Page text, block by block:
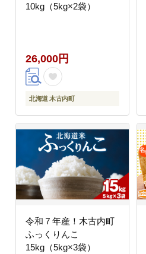
10kg（5kg×2袋）
26,000円
北海道 木古内町
令和７年産！木古内町
ふっくりんこ
15kg（5kg×3袋）